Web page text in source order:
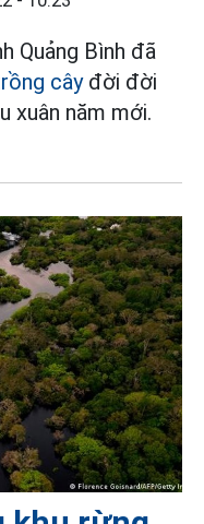
Quảng Bình đã
câyđời đời
xuân năm mới.